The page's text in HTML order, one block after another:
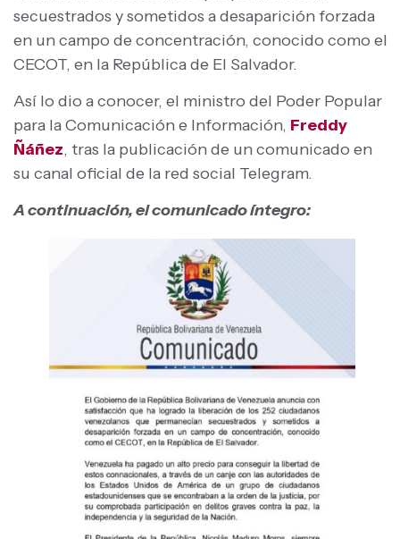
secuestrados y sometidos a desaparición forzada
en un campo de concentración, conocido como el
CECOT, en la República de El Salvador.
Así lo dio a conocer, el ministro del Poder Popular
para la Comunicación e Información, Freddy
Ñáñez, tras la publicación de un comunicado en
su canal oficial de la red social Telegram.
A continuación, el comunicado íntegro: